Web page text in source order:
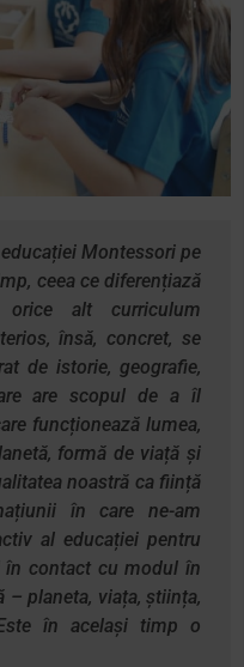
Montessori pe
ceea ce diferențiază
orice alt curriculum
însă, concret, se
de istorie, geografie,
are scopul de a îl
funcționează lumea,
formă de viață și
noastră ca ființă
în care ne-am
al educației pentru
în contact cu modul în
– planeta, viața, știința,
în același timp o